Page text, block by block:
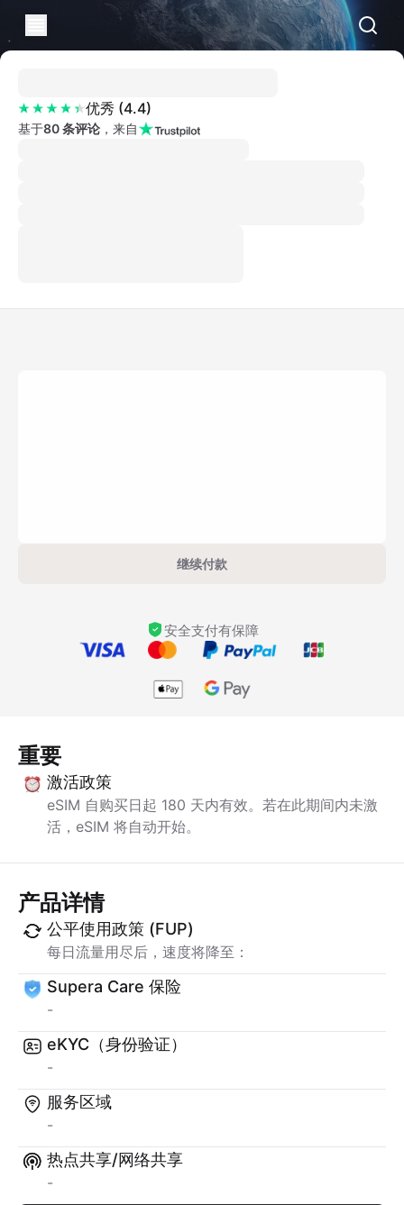
优秀 (4.4)
基于80 条评论 ，来自
继续付款
安全支付有保障
重要
激活政策
eSIM 自购买日起 180 天内有效。若在此期间内未激
活，eSIM 将自动开始。
产品详情
公平使用政策 (FUP)
每日流量用尽后，速度将降至：
Supera Care 保险
-
eKYC（身份验证）
-
服务区域
-
热点共享/网络共享
-